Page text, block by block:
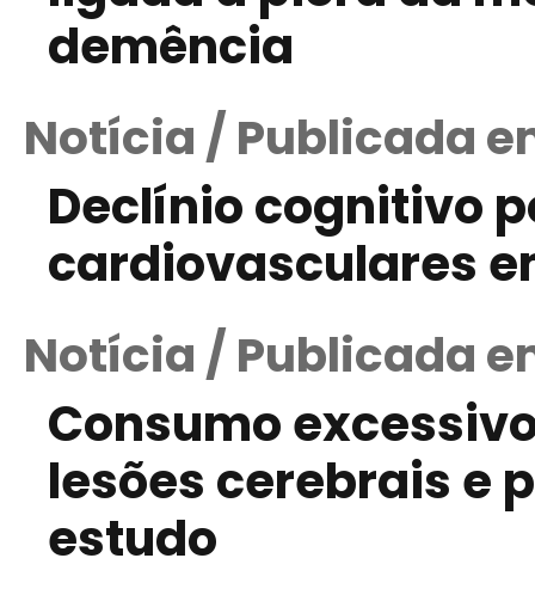
demência
Notícia / Publicada
Declínio cognitivo
cardiovasculares
Notícia / Publicada
Consumo
lesões cerebrais e
estudo